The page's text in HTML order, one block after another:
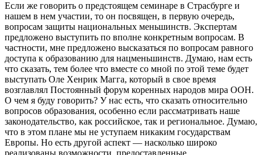
Если же говорить о предстоящем семинаре в Страсбурге и
нашем в нем участии, то он посвящен, в первую очередь,
вопросам защиты национальных меньшинств. Экспертам
предложено выступить по вполне конкретным вопросам. В
частности, мне предложено высказаться по вопросам равного
доступа к образованию для нацменьшинств. Думаю, нам есть
что сказать, тем более что вместе со мной по этой теме будет
выступать Оле Хенрик Магга, который в свое время
возглавлял Постоянный форум коренных народов мира ООН.
О чем я буду говорить? У нас есть, что сказать относительно
вопросов образования, особенно если рассматривать наше
законодательство, как российское, так и региональное. Думаю,
что в этом плане мы не уступаем никаким государствам
Европы. Но есть другой аспект — насколько широко